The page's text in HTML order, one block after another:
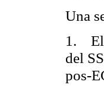
Una
1. El
del
pos-